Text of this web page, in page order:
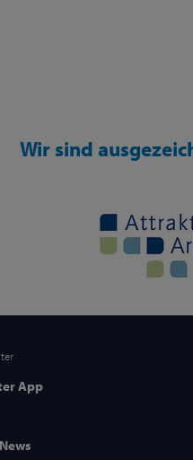
Wir sind
App